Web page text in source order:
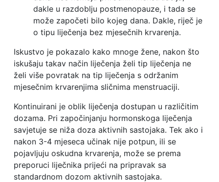
dakle u razdoblju postmenopauze, i tada se
može započeti bilo kojeg dana. Dakle, riječ je
o tipu liječenja bez mjesečnih krvarenja.
Iskustvo je pokazalo kako mnoge žene, nakon što
iskušaju takav način liječenja želi tip liječenja ne
želi više povratak na tip liječenja s održanim
mjesečnim krvarenjima sličnima menstruaciji.
Kontinuirani je oblik liječenja dostupan u različitim
dozama. Pri započinjanju hormonskoga liječenja
savjetuje se niža doza aktivnih sastojaka. Tek ako i
nakon 3-4 mjeseca učinak nije potpun, ili se
pojavljuju oskudna krvarenja, može se prema
preporuci liječnika prijeći na pripravak sa
standardnom dozom aktivnih sastojaka.